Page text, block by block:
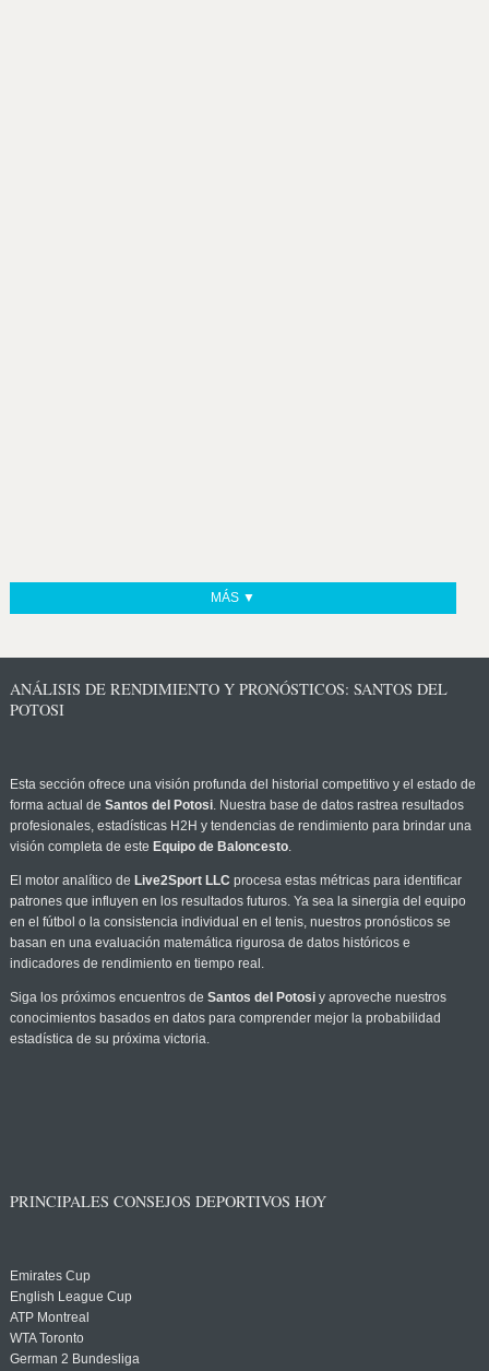
MÁS ▼
ANÁLISIS DE RENDIMIENTO Y PRONÓSTICOS: SANTOS DEL
POTOSI
Esta sección ofrece una visión profunda del historial competitivo y el estado de
forma actual de Santos del Potosi. Nuestra base de datos rastrea resultados
profesionales, estadísticas H2H y tendencias de rendimiento para brindar una
visión completa de este Equipo de Baloncesto.
El motor analítico de Live2Sport LLC procesa estas métricas para identificar
patrones que influyen en los resultados futuros. Ya sea la sinergia del equipo
en el fútbol o la consistencia individual en el tenis, nuestros pronósticos se
basan en una evaluación matemática rigurosa de datos históricos e
indicadores de rendimiento en tiempo real.
Siga los próximos encuentros de Santos del Potosiy aproveche nuestros
conocimientos basados en datos para comprender mejor la probabilidad
estadística de su próxima victoria.
PRINCIPALES CONSEJOS DEPORTIVOS HOY
Emirates Cup
English League Cup
ATP Montreal
WTA Toronto
German 2 Bundesliga